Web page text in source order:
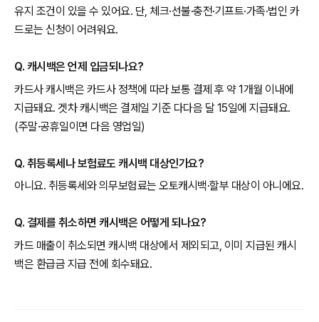
유지 조건이 있을 수 있어요. 단, 체크·선불·충전·기프트·가족·법인 카
드로는 신청이 어려워요.
Q. 캐시백은 언제 입금되나요?
카드사 캐시백은 카드사 정책에 따라 보통 결제 후 약 1개월 이내에
지급돼요. 겟차 캐시백은 결제일 기준 다다음 달 15일에 지급돼요.
(주말·공휴일이면 다음 영업일)
Q. 취등록세나 보험료도 캐시백 대상인가요?
아니요. 취등록세와 의무보험료는 오토캐시백·할부 대상이 아니에요.
Q. 결제를 취소하면 캐시백은 어떻게 되나요?
카드 매출이 취소되면 캐시백 대상에서 제외되고, 이미 지급된 캐시
백은 환급금 지급 전에 회수돼요.